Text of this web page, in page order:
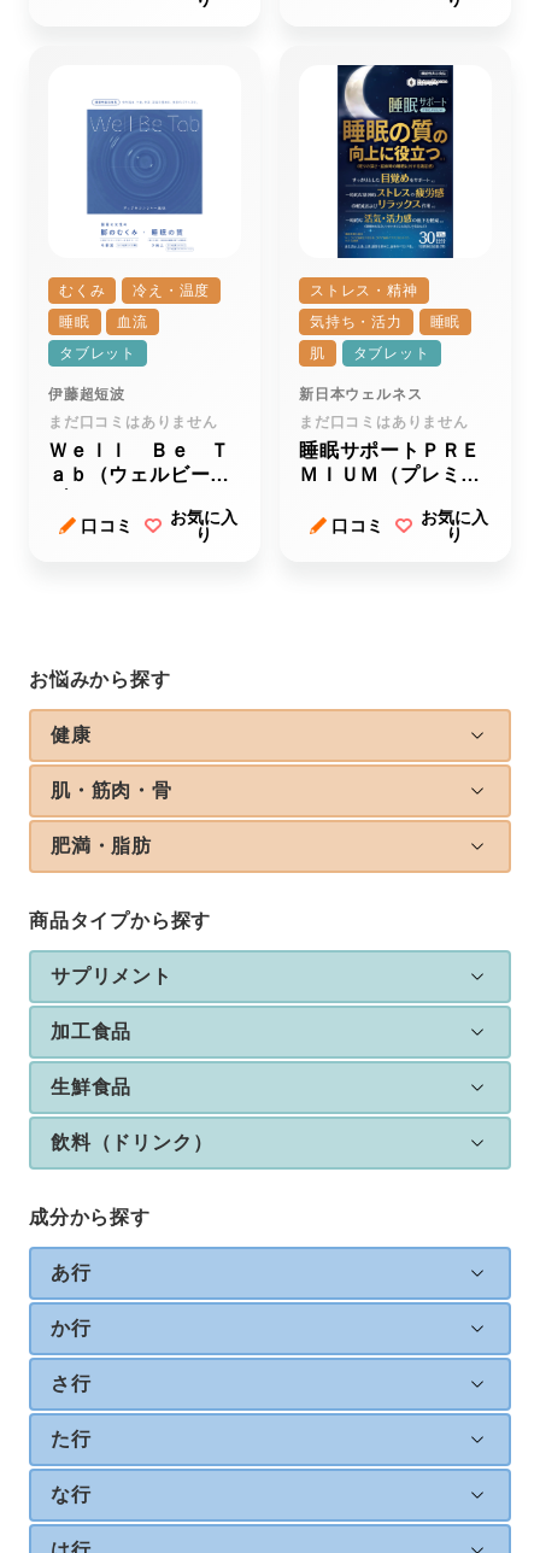
お悩みから探す
健康
肌・筋肉・骨
肥満・脂肪
商品タイプから探す
サプリメント
加工食品
生鮮食品
飲料（ドリンク）
成分から探す
あ行
か行
さ行
た行
な行
むくみ
冷え・温度
睡眠
血流
タブレット
伊藤超短波
まだ口コミはありません
Ｗｅｌｌ Ｂｅ Ｔ
ａｂ（ウェルビータ
口コミ
お気に入
り
ストレス・精神
気持ち・活力
睡眠
肌
タブレット
新日本ウェルネス
まだ口コミはありません
睡眠サポートＰＲＥ
ＭＩＵＭ（プレミア
口コミ
お気に入
り